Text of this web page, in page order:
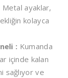
Metal ayaklar,
kolayca
: Kumanda
içinde kalan
sağlıyor ve